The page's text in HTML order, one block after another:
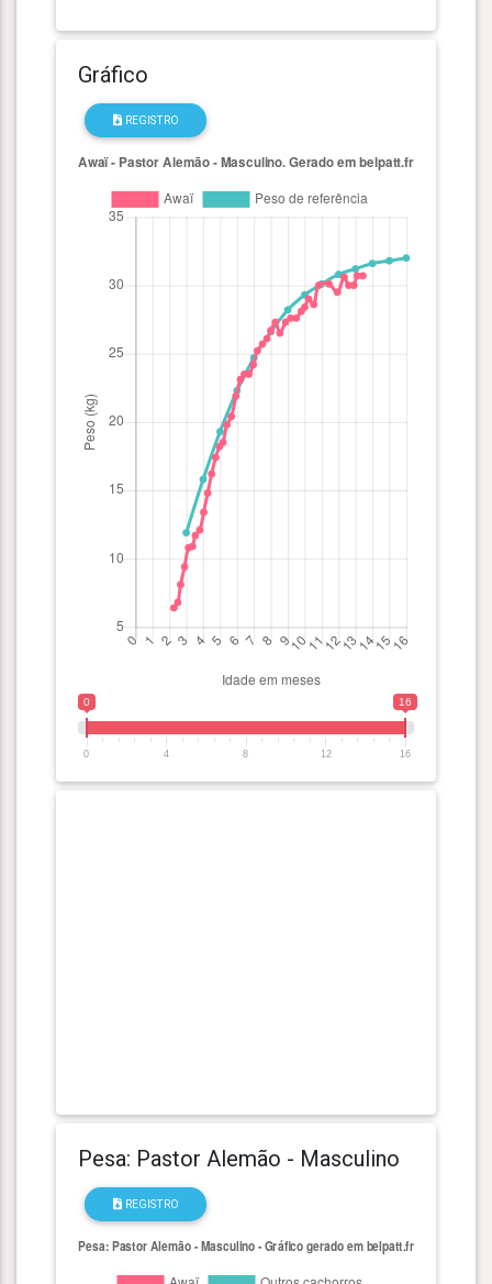
Gráfico
REGISTRO
0 16
0 4 8 12 16
Pesa: Pastor Alemão - Masculino
REGISTRO